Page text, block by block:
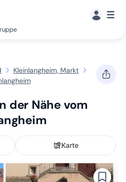
☰
Kleinlangheim, Markt
der Nähe vom
Karte